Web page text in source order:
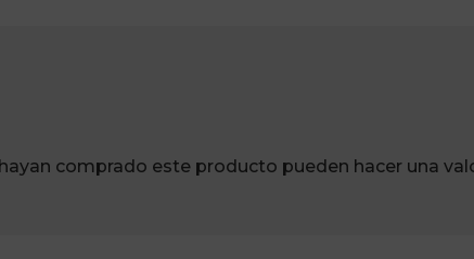
comprado este producto pueden hacer una